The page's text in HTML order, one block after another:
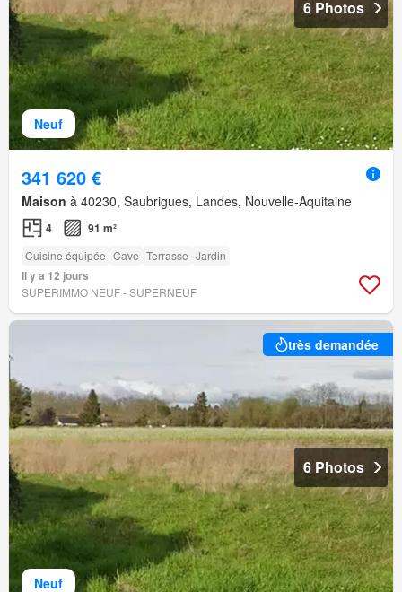
Neuf
6 Photos
341 620 €
Maison à 40230, Saubrigues, Landes, Nouvelle-Aquitaine
4 91 m²
Cuisine équipée Cave Terrasse Jardin
Il y a 12 jours
SUPERIMMO NEUF - SUPERNEUF
Neuf
très demandée
6 Photos